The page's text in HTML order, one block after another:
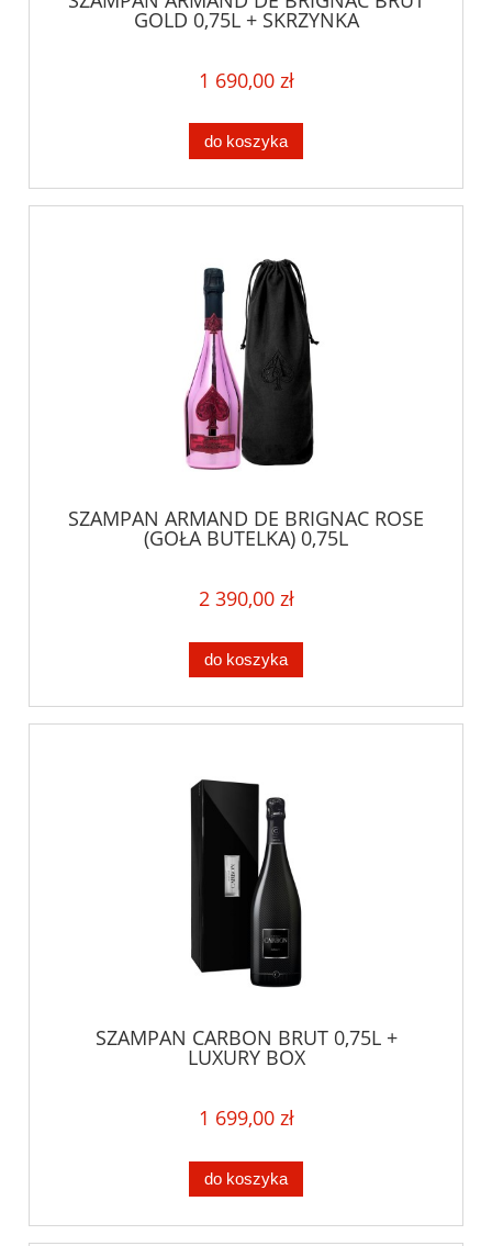
GOLD 0,75L + SKRZYNKA
1 690,00 zł
do koszyka
SZAMPAN ARMAND DE BRIGNAC ROSE
(GOŁA BUTELKA) 0,75L
2 390,00 zł
do koszyka
SZAMPAN CARBON BRUT 0,75L +
LUXURY BOX
1 699,00 zł
do koszyka